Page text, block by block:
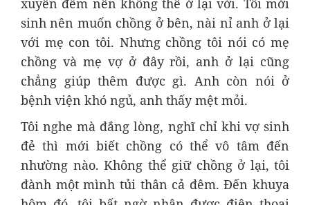
xuyên đêm nên không thể ở lại với. Tôi mới
sinh nên muốn chồng ở bên, nài nỉ anh ở lại
với mẹ con tôi. Nhưng chồng tôi nói có mẹ
chồng và mẹ vợ ở đây rồi, anh ở lại cũng
chẳng giúp thêm được gì. Anh còn nói ở
bệnh viện khó ngủ, anh thấy mệt mỏi.
Tôi nghe mà đắng lòng, nghĩ chỉ khi vợ sinh
đẻ thì mới biết chồng có thể vô tâm đến
nhường nào. Không thể giữ chồng ở lại, tôi
đành một mình tủi thân cả đêm. Đến khuya